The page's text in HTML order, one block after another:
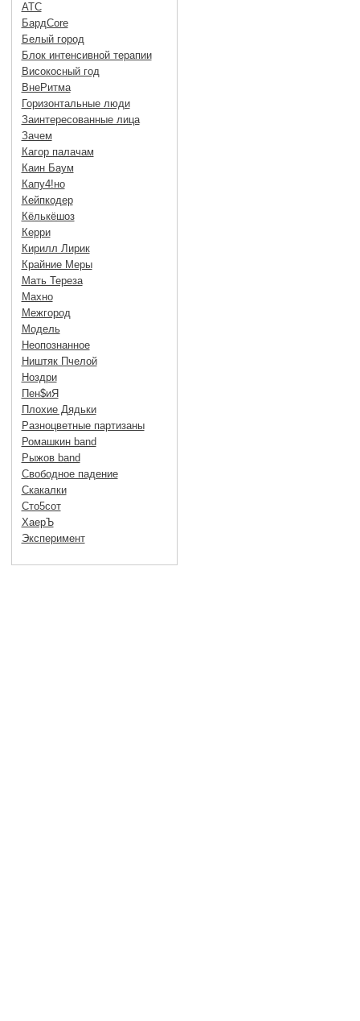
АТС
БардCore
Белый город
Блок интенсивной терапии
Високосный год
ВнеРитма
Горизонтальные люди
Заинтересованные лица
Зачем
Кагор палачам
Каин Баум
Капу4!но
Кейпкодер
Кёлькёшоз
Керри
Кирилл Лирик
Крайние Меры
Мать Тереза
Махно
Межгород
Модель
Неопознанное
Ништяк Пчелой
Ноздри
Пен$иЯ
Плохие Дядьки
Разноцветные партизаны
Ромашкин band
Рыжов band
Свободное падение
Скакалки
Сто5сот
ХаерЪ
Эксперимент